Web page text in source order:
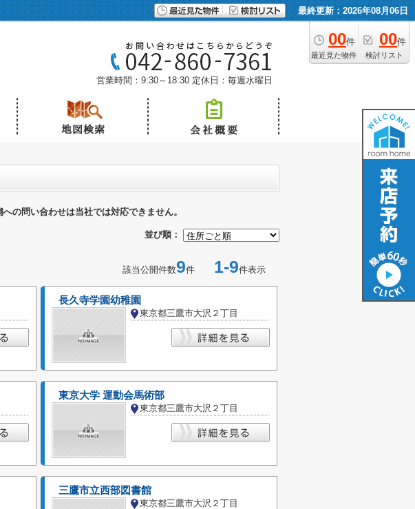
最終更新：2026年08月06日
00件
最近見た物件
00件
検討リスト
営業時間：9:30～18:30 定休日：毎週水曜日
の問い合わせは当社では対応できません。
並び順：
該当公開件数9件 1-9件表示
長久寺学園幼稚園
東京都三鷹市大沢２丁目
東京大学 運動会馬術部
東京都三鷹市大沢２丁目
三鷹市立西部図書館
東京都三鷹市大沢２丁目